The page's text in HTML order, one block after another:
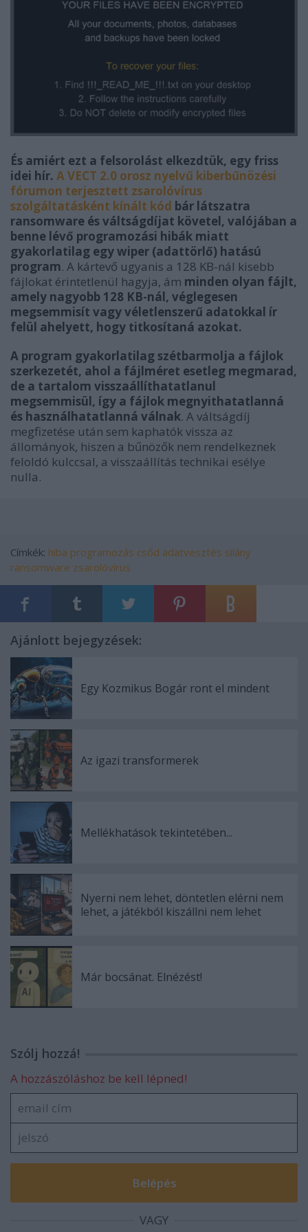
És amiért ezt a felsorolást elkezdtük, egy friss
idei hír. A VECT 2.0 orosz nyelvű kiberbűnözési
fórumon terjesztett zsarolóvírus
szolgáltatásként kínált kód bár látszatra
ransomware és váltságdíjat követel, valójában a
benne lévő programozási hibák miatt
gyakorlatilag egy wiper (adattörlő) hatású
program. A kártevő ugyanis a 128 KB-nál kisebb
fájlokat érintetlenül hagyja, ám minden olyan fájlt,
amely nagyobb 128 KB-nál, véglegesen
megsemmisít vagy véletlenszerű adatokkal ír
felül ahelyett, hogy titkosítaná azokat.
A program gyakorlatilag szétbarmolja a fájlok
szerkezetét, ahol a fájlméret esetleg megmarad,
de a tartalom visszaállíthatatlanul
megsemmisül, így a fájlok megnyithatatlanná
és használhatatlanná válnak. A váltságdíj
megfizetése után sem kaphatók vissza az
állományok, hiszen a bűnözők nem rendelkeznek
feloldó kulccsal, a visszaállítás technikai esélye
nulla.
Címkék: hiba programozás csőd adatvesztés silány
ransomware zsarolóvírus
Ajánlott bejegyzések:
Egy Kozmikus Bogár ront el mindent
Az igazi transformerek
Mellékhatások tekintetében...
Nyerni nem lehet, döntetlen elérni nem
lehet, a játékból kiszállni nem lehet
Már bocsánat. Elnézést!
Szólj hozzá!
A hozzászóláshoz be kell lépned!
VAGY